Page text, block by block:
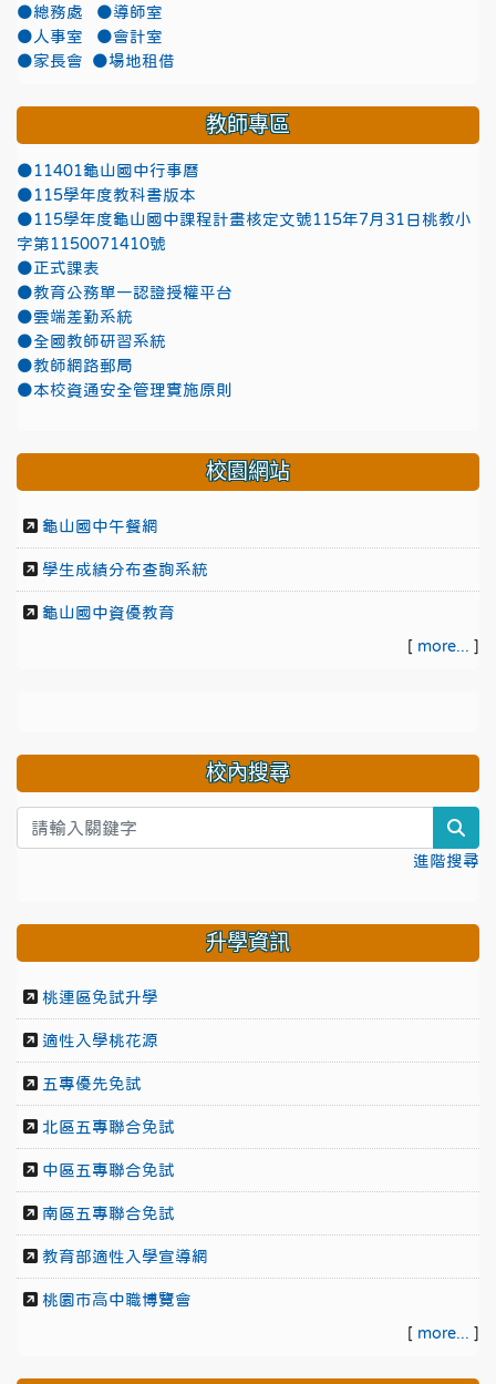
●總務處
●導師室
●人事室
●會計室
●家長會
●場地租借
教師專區
●11401龜山國中行事曆
●115學年度教科書版本
●115學年度龜山國中課程計畫核定文號115年7月31日桃教小
字第1150071410號
●正式課表
●教育公務單一認證授權平台
●雲端差勤系統
●全國教師研習系統
●教師網路郵局
●本校資通安全管理實施原則
校園網站
龜山國中午餐網
學生成績分布查詢系統
龜山國中資優教育
[ more... ]
校內搜尋
進階搜尋
升學資訊
桃連區免試升學
適性入學桃花源
五專優先免試
北區五專聯合免試
中區五專聯合免試
南區五專聯合免試
教育部適性入學宣導網
桃園市高中職博覽會
[ more... ]